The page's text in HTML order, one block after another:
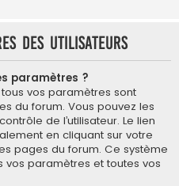
des utilisateurs
paramètres ?
vos paramètres sont
du forum. Vous pouvez les
de l’utilisateur. Le lien
en cliquant sur votre
pages du forum. Ce système
paramètres et toutes vos